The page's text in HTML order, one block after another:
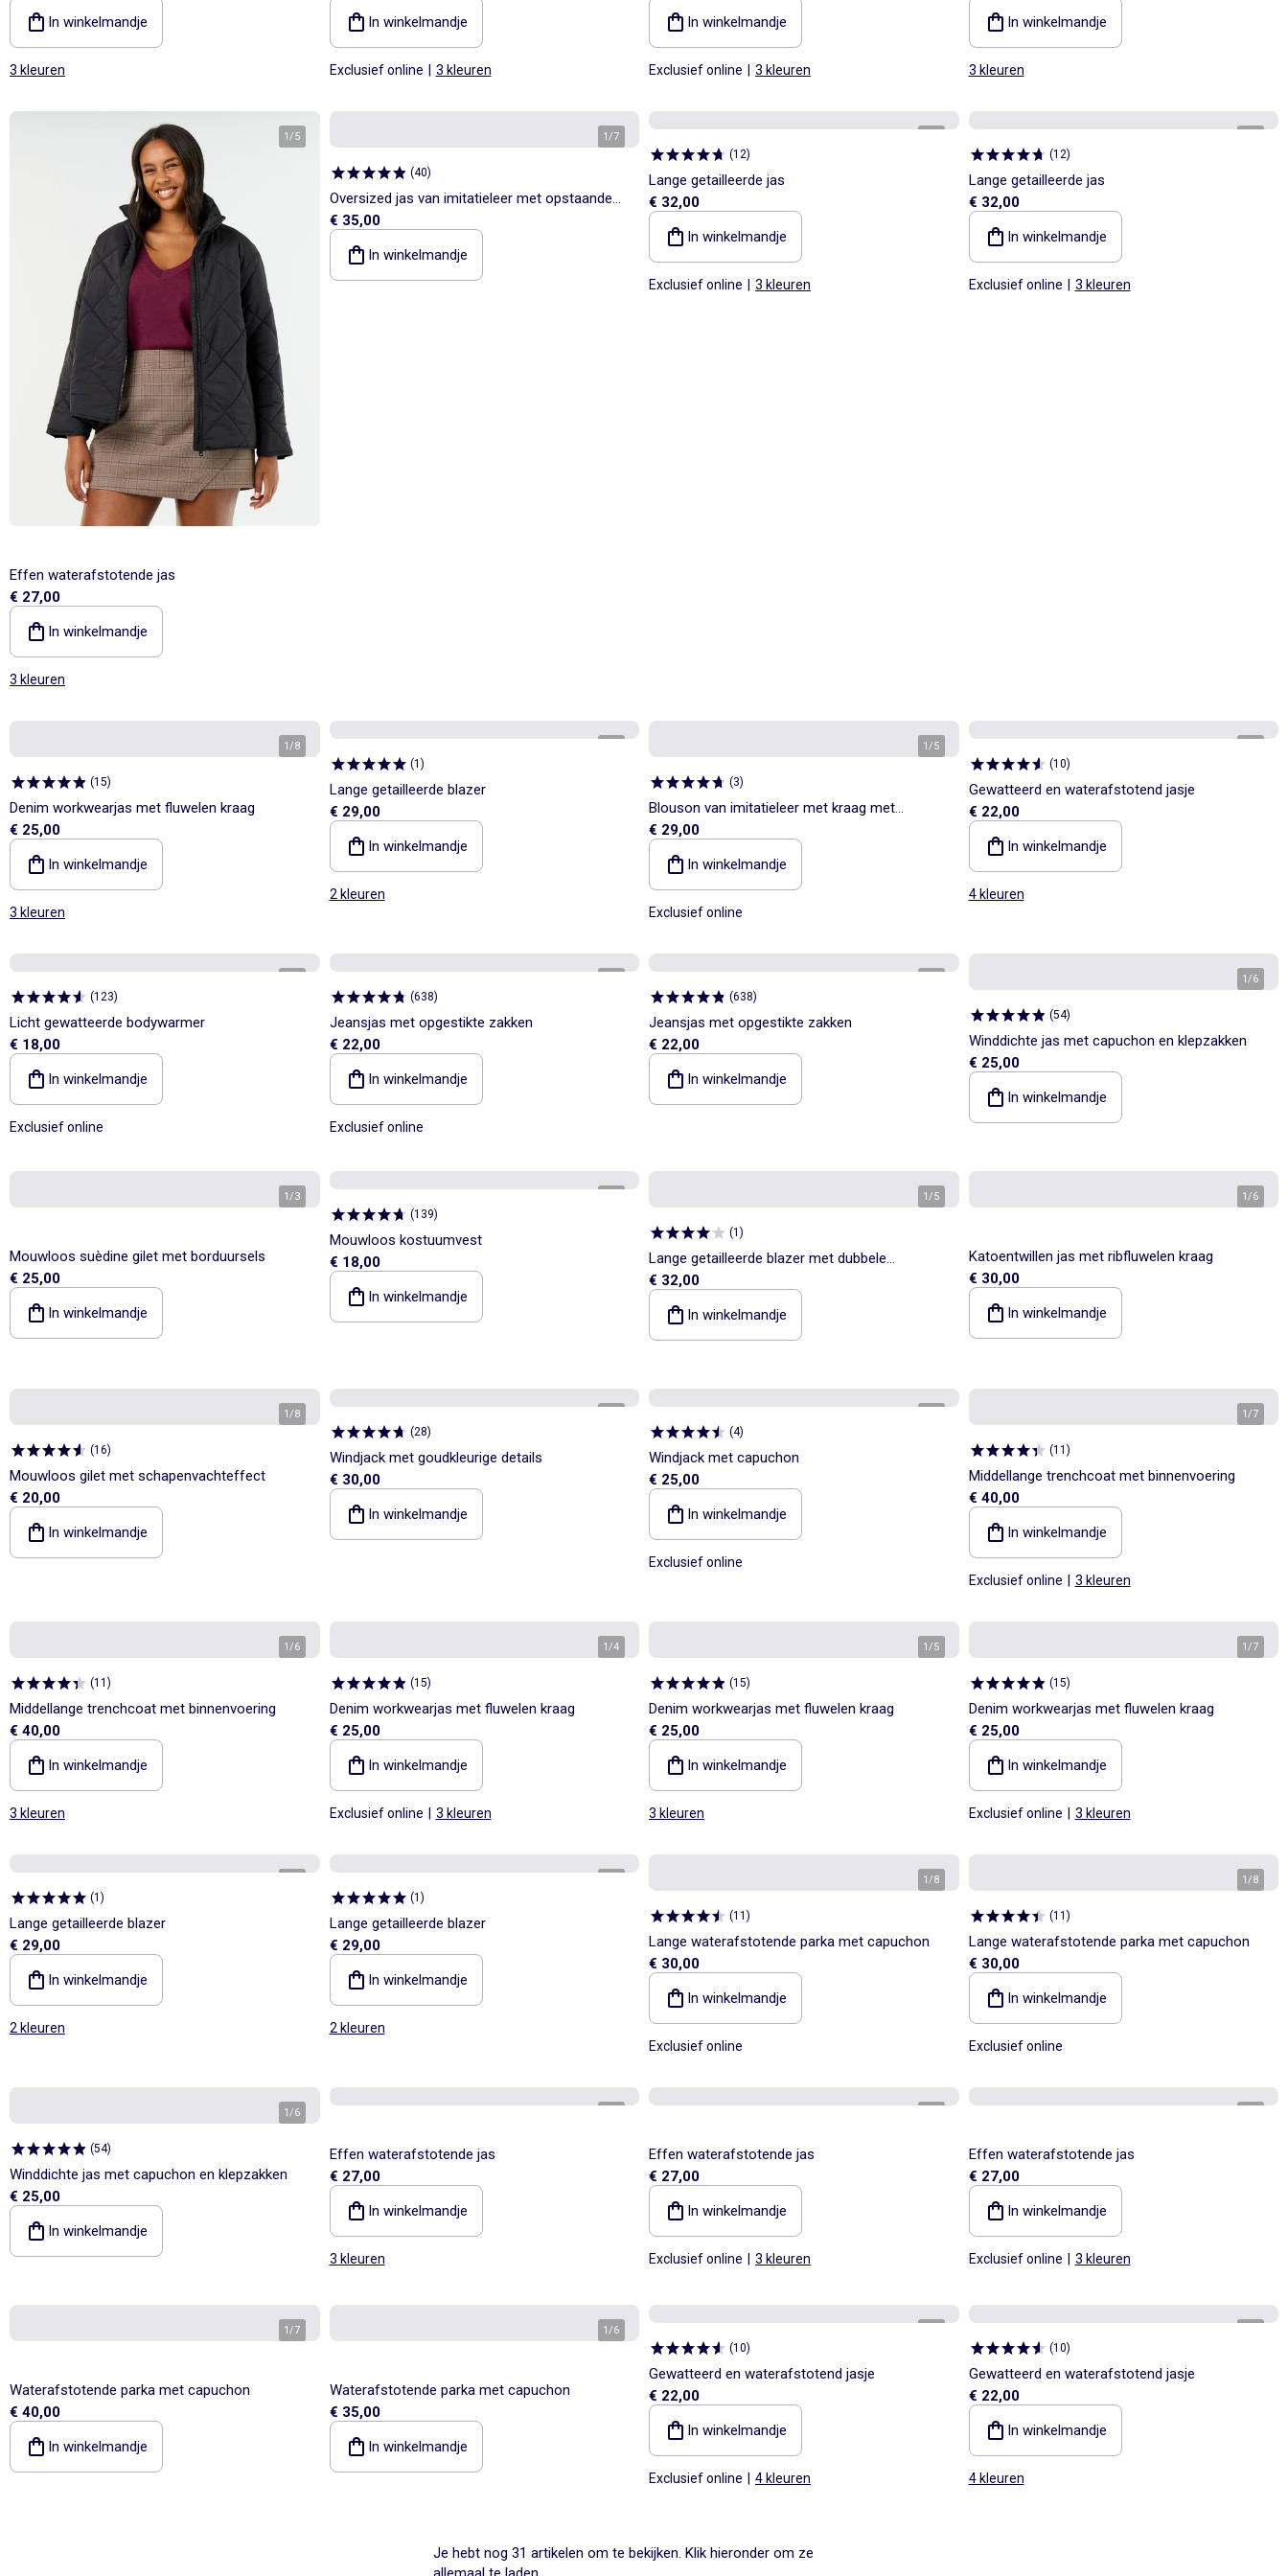
In winkelmandje
3 kleuren
In winkelmandje
Exclusief online 3 kleuren
In winkelmandje
Exclusief online 3 kleuren
In winkelmandje
3 kleuren
1/5
Effen waterafstotende jas
€ 27,00
In winkelmandje
3 kleuren
1/7
(40)
Oversized jas van imitatieleer met opstaande
kraag
€ 35,00
In winkelmandje
(12)
Lange getailleerde jas
€ 32,00
In winkelmandje
Exclusief online 3 kleuren
(12)
Lange getailleerde jas
€ 32,00
In winkelmandje
Exclusief online 3 kleuren
1/8
(15)
Denim workwearjas met fluwelen kraag
€ 25,00
In winkelmandje
3 kleuren
(1 )
Lange getailleerde blazer
€ 29,00
In winkelmandje
2 kleuren
1/5
(3)
Blouson van imitatieleer met kraag met
inkeping
€ 29,00
In winkelmandje
Exclusief online
(10)
Gewatteerd en waterafstotend jasje
€ 22,00
In winkelmandje
4 kleuren
(123)
Licht gewatteerde bodywarmer
€ 18,00
In winkelmandje
Exclusief online
(638)
Jeansjas met opgestikte zakken
€ 22,00
In winkelmandje
Exclusief online
(638)
Jeansjas met opgestikte zakken
€ 22,00
In winkelmandje
1/6
(54)
Winddichte jas met capuchon en klepzakken
€ 25,00
In winkelmandje
1/3
Mouwloos suèdine gilet met borduursels
€ 25,00
In winkelmandje
(139)
Mouwloos kostuumvest
€ 18,00
In winkelmandje
1/5
(1 )
Lange getailleerde blazer met dubbele
knoopsluiting
€ 32,00
In winkelmandje
1/6
Katoentwillen jas met ribfluwelen kraag
€ 30,00
In winkelmandje
1/8
(16)
Mouwloos gilet met schapenvachteffect
€ 20,00
In winkelmandje
(28)
Windjack met goudkleurige details
€ 30,00
In winkelmandje
(4)
Windjack met capuchon
€ 25,00
In winkelmandje
Exclusief online
1/7
(11 )
Middellange trenchcoat met binnenvoering
€ 40,00
In winkelmandje
Exclusief online 3 kleuren
1/6
(11 )
Middellange trenchcoat met binnenvoering
€ 40,00
In winkelmandje
3 kleuren
1/4
(15)
Denim workwearjas met fluwelen kraag
€ 25,00
In winkelmandje
Exclusief online 3 kleuren
1/5
(15)
Denim workwearjas met fluwelen kraag
€ 25,00
In winkelmandje
3 kleuren
1/7
(15)
Denim workwearjas met fluwelen kraag
€ 25,00
In winkelmandje
Exclusief online 3 kleuren
(1 )
Lange getailleerde blazer
€ 29,00
In winkelmandje
2 kleuren
(1 )
Lange getailleerde blazer
€ 29,00
In winkelmandje
2 kleuren
1/8
(11 )
Lange waterafstotende parka met capuchon
€ 30,00
In winkelmandje
Exclusief online
1/8
(11 )
Lange waterafstotende parka met capuchon
€ 30,00
In winkelmandje
Exclusief online
1/6
(54)
Winddichte jas met capuchon en klepzakken
€ 25,00
In winkelmandje
Effen waterafstotende jas
€ 27,00
In winkelmandje
3 kleuren
Effen waterafstotende jas
€ 27,00
In winkelmandje
Exclusief online 3 kleuren
Effen waterafstotende jas
€ 27,00
In winkelmandje
Exclusief online 3 kleuren
1/7
Waterafstotende parka met capuchon
€ 40,00
In winkelmandje
1/6
Waterafstotende parka met capuchon
€ 35,00
In winkelmandje
(10)
Gewatteerd en waterafstotend jasje
€ 22,00
In winkelmandje
Exclusief online 4 kleuren
(10)
Gewatteerd en waterafstotend jasje
€ 22,00
In winkelmandje
4 kleuren
Je hebt nog 31 artikelen om te bekijken. Klik hieronder om ze